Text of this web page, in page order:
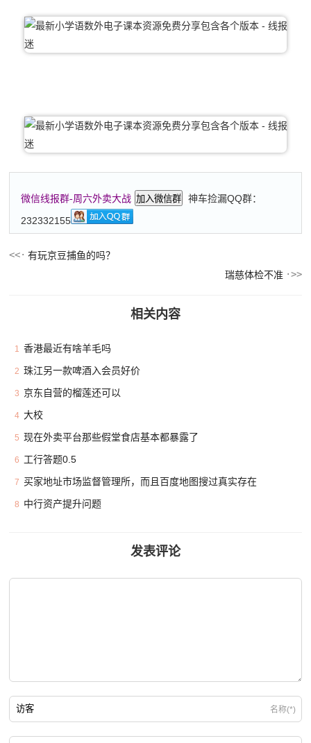
微信线报群-周六外卖大战 加入微信群
神车捡漏QQ群：
232332155
有玩京豆捕鱼的吗？
瑞慈体检不准
相关内容
1 香港最近有啥羊毛吗
2 珠江另一款啤酒入会员好价
3 京东自营的榴莲还可以
4 大校
5 现在外卖平台那些假堂食店基本都暴露了
6 工行答题0.5
7 买家地址市场监督管理所，而且百度地图搜过真实存在
8 中行资产提升问题
发表评论
名称(*)